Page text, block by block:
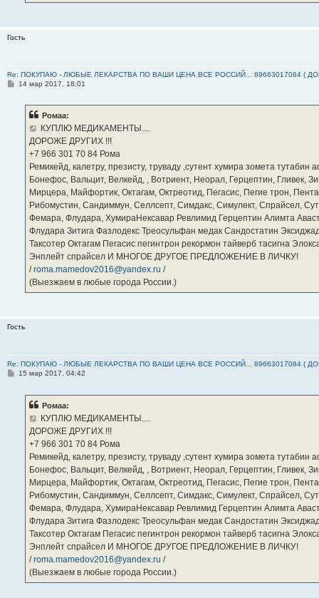
Гость
Re: ПОКУПАЮ - ЛЮБЫЕ ЛЕКАРСТВА ПО ВАШИ ЦЕНА ВСЕ РОССИЙ... 89663017084 (
С14 мар 2017, 18:01
Ромаа:
КУПЛЮ МЕДИКАМЕНТЫ....
ДОРОЖЕ ДРУГИХ !!!
‪+7 966 301 70 84‬ Рома
Ремикейд, калетру, презисту, труваду ,сутент хумира зомета
Бонефос, Вальцит, Велкейд, , Вотриент, Неорал, Герцептин, Гливек,
Мирцера, Майфортик, Октагам, Октреотид, Пегасис, Пегие трон,
Рибомустин, Сандиммун, Селлсепт, Симдакс, Симулект, Спрайсел,
Фемара, Флудара, ХумираНексавар Ревлимид Герцептин Алимта
Флудара Зитига Фазлодекс Треосульфан медак Сандостатин
Таксотер Октагам Пегасис пегинтрон рекормон тайверб тасигна
Энплейт спрайсел И МНОГОЕ ДРУГОЕ ПРЕДЛОЖЕНИЕ В ЛИЧКУ!
/roma.mamedov2016@yandex.ru /
(Выезжаем в любые города России.)
Гость
Re: ПОКУПАЮ - ЛЮБЫЕ ЛЕКАРСТВА ПО ВАШИ ЦЕНА ВСЕ РОССИЙ... 89663017084 (
С15 мар 2017, 04:42
Ромаа:
КУПЛЮ МЕДИКАМЕНТЫ....
ДОРОЖЕ ДРУГИХ !!!
‪+7 966 301 70 84‬ Рома
Ремикейд, калетру, презисту, труваду ,сутент хумира зомета
Бонефос, Вальцит, Велкейд, , Вотриент, Неорал, Герцептин, Гливек,
Мирцера, Майфортик, Октагам, Октреотид, Пегасис, Пегие трон,
Рибомустин, Сандиммун, Селлсепт, Симдакс, Симулект, Спрайсел,
Фемара, Флудара, ХумираНексавар Ревлимид Герцептин Алимта
Флудара Зитига Фазлодекс Треосульфан медак Сандостатин
Таксотер Октагам Пегасис пегинтрон рекормон тайверб тасигна
Энплейт спрайсел И МНОГОЕ ДРУГОЕ ПРЕДЛОЖЕНИЕ В ЛИЧКУ!
/roma.mamedov2016@yandex.ru /
(Выезжаем в любые города России.)